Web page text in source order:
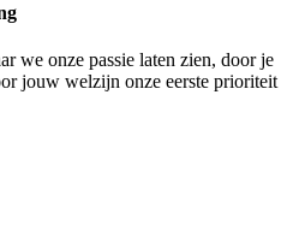
we onze passie laten zien, door je
jouw welzijn onze eerste prioriteit